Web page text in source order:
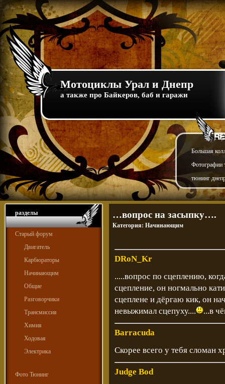
Мотоциклы Урал и Днепр
а также про Байкеров, баб и гаражи
Большая
Фотографии
тюнинг
разделы
Старый форум
Двигатель
Карбюраторы
Начинающим
Общие
Разговорчики
Трансмиссия
Химия
Ходовая
Электрика
Фото Тюнинг
…вопрос на засыпку….
Категория: Начинающим
DRoN_Kr
.....вопрос по сцеплению,
сцепление, он ногмально
сцеплене и дёргаю кик, он
невыжимал сцепуху....
...в
Barracuda
Скорее всего у тебя сломан
Judge Bod